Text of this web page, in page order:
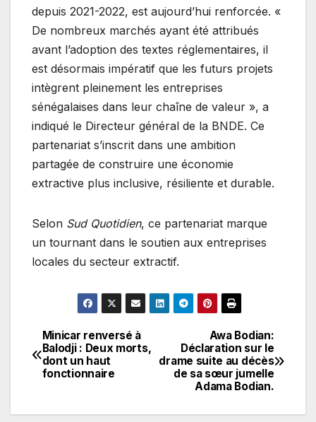
depuis 2021-2022, est aujourd’hui renforcée. «
De nombreux marchés ayant été attribués
avant l’adoption des textes réglementaires, il
est désormais impératif que les futurs projets
intègrent pleinement les entreprises
sénégalaises dans leur chaîne de valeur », a
indiqué le Directeur général de la BNDE. Ce
partenariat s’inscrit dans une ambition
partagée de construire une économie
extractive plus inclusive, résiliente et durable.
Selon Sud Quotidien, ce partenariat marque
un tournant dans le soutien aux entreprises
locales du secteur extractif.
Navigation
de
Awa Bodian:
Déclaration sur le
drame suite au décès
de sa sœur jumelle
Adama Bodian.
Minicar renversé à
Balodji : Deux morts,
dont un haut
fonctionnaire